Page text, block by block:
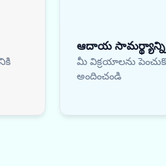
ఆదాయ సామర్థ్యాన్ని
మీ విక్రయాలను
అందించండి